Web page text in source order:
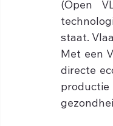
(Open
staat.
Met een
directe